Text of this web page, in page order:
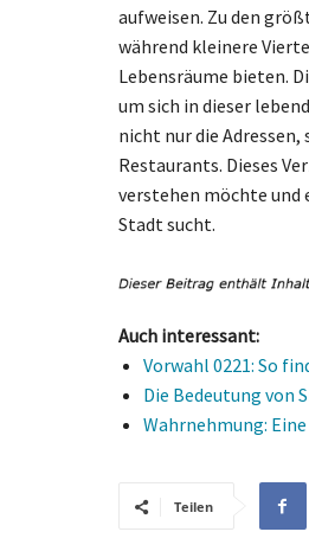
aufweisen. Zu den
während kleinere
Lebensräume bieten.
um sich in dieser
nicht nur die Adressen,
Restaurants. Dieses
verstehen möchte und
Stadt sucht.
Auch interessant:
Vorwahl 0221: So
Die Bedeutung von
Wahrnehmung:
Teilen